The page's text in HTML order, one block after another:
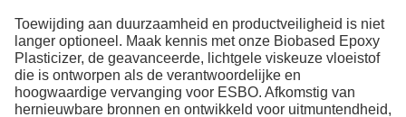
Toewijding aan duurzaamheid en productveiligheid is niet
langer optioneel. Maak kennis met onze Biobased Epoxy
Plasticizer, de geavanceerde, lichtgele viskeuze vloeistof
die is ontworpen als de verantwoordelijke en
hoogwaardige vervanging voor ESBO. Afkomstig van
hernieuwbare bronnen en ontwikkeld voor uitmuntendheid,